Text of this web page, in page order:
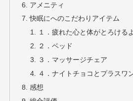
アメニティ
快眠にへのこだわりアイテム
１．疲れた心と体がとろける
２．ベッド
３．マッサージチェア
４．ナイトチョコとプラスワ
感想